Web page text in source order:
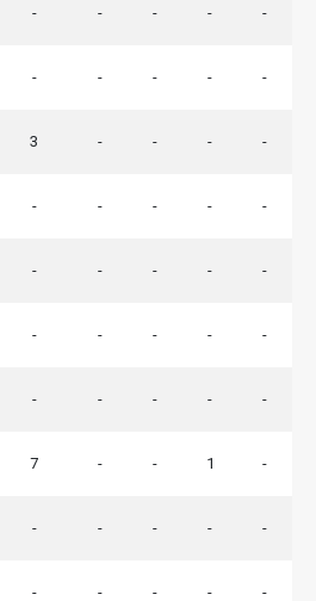
- - - - -
- - - - -
3 - - - -
- - - - -
- - - - -
- - - - -
- - - - -
7 - - 1 -
- - - - -
- - - - -